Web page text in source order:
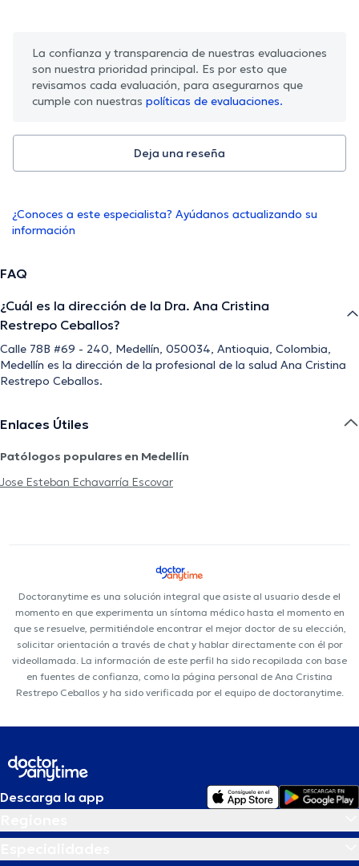
La confianza y transparencia de nuestras evaluaciones
son nuestra prioridad principal. Es por esto que
revisamos cada evaluación, para asegurarnos que
cumple con nuestras políticas de evaluaciones.
Deja una reseña
¿Conoces a este especialista? Ayúdanos actualizando su
información
FAQ
¿Cuál es la dirección de la Dra. Ana Cristina
Restrepo Ceballos?
Calle 78B #69 - 240, Medellín, 050034, Antioquia, Colombia,
Medellín es la dirección de la profesional de la salud Ana Cristina
Restrepo Ceballos.
Enlaces Útiles
Patólogos populares en Medellín
Jose Esteban Echavarría Escovar
Doctoranytime es una solución integral que asiste al usuario desde el
momento en que experimenta un síntoma médico hasta el momento en
que se resuelve, permitiéndole encontrar el mejor doctor de su elección,
solicitar orientación a través de chat y hablar directamente con él por
videollamada. La información de este perfil ha sido recopilada con base
en fuentes de confianza, como la página personal de Ana Cristina
Restrepo Ceballos y ha sido verificada por el equipo de doctoranytime.
Descarga la app